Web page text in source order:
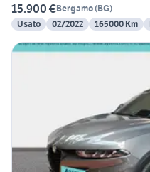
15.900 €Bergamo(BG)
Usato
02/2022 165000 Km